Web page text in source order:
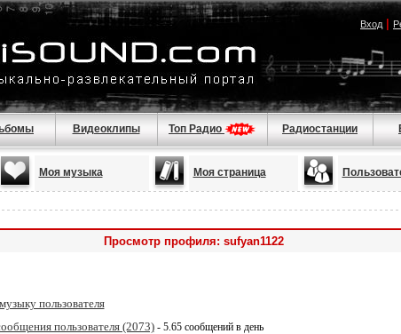
Вход|
Видеоклипы Топ Радио Радиостанции
Моя музыка Моя страница
Просмотр профиля: sufyan1122
пользователя
пользователя (2073)- 5.65 сообщений в день